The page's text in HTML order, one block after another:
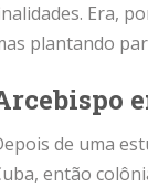
Era,
plantando
de uma
então